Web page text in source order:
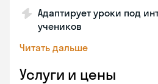
Адаптирует уроки под
учеников
Читать дальше
Услуги и цены